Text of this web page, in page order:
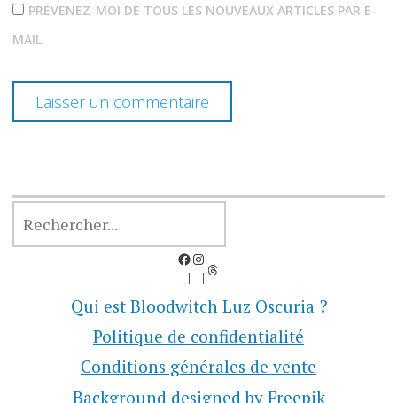
PRÉVENEZ-MOI DE TOUS LES NOUVEAUX ARTICLES PAR E-
MAIL.
Facebook
Instagram
Threads
Qui est Bloodwitch Luz Oscuria ?
Politique de confidentialité
Conditions générales de vente
Background designed by Freepik